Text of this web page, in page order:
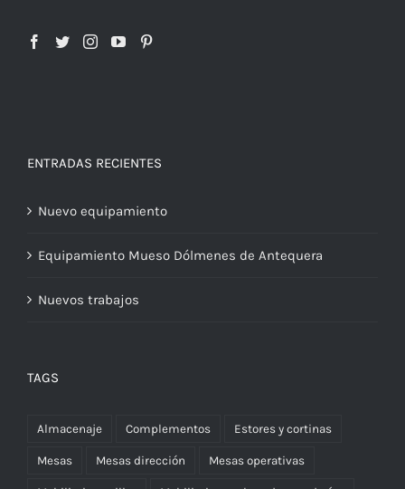
ENTRADAS RECIENTES
Nuevo equipamiento
Equipamiento Mueso Dólmenes de Antequera
Nuevos trabajos
TAGS
Almacenaje Complementos Estores y cortinas
Mesas Mesas dirección Mesas operativas